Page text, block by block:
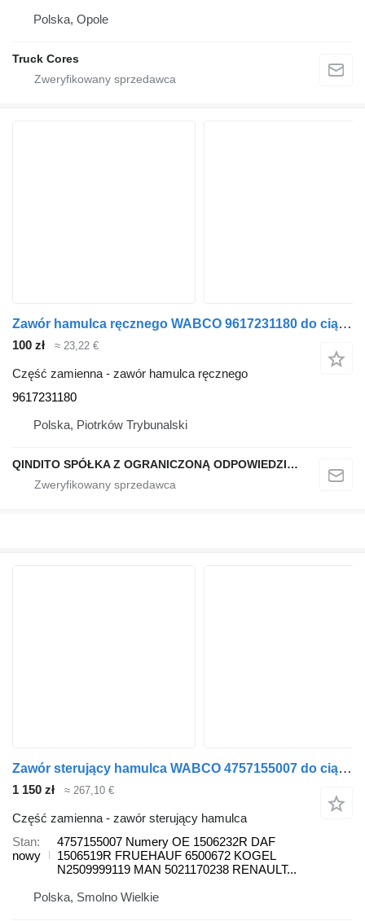
Polska, Opole
Truck Cores
Zawór hamulca ręcznego WABCO 9617231180 do ciągnika siodłowego MAN TGA TGX
100 zł ≈ 23,22 €
Część zamienna - zawór hamulca ręcznego
9617231180
Polska, Piotrków Trybunalski
QINDITO SPÓŁKA Z OGRANICZONĄ ODPOWIEDZIALNOŚCIĄ
Zawór sterujący hamulca WABCO 4757155007 do ciągnika siodłowego Scania MAN Volvo Renault DAF
1 150 zł ≈ 267,10 €
Część zamienna - zawór sterujący hamulca
Stan
nowy
4757155007 Numery OE 1506232R DAF
1506519R FRUEHAUF 6500672 KOGEL
N2509999119 MAN 5021170238 RENAULT...
Polska, Smolno Wielkie